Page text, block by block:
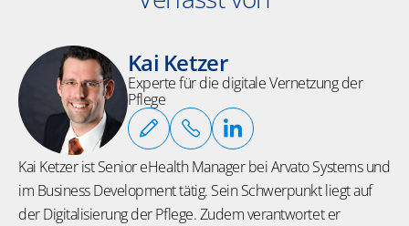
Kai Ketzer
Experte für die digitale Vernetzung der
Pflege
Kai Ketzer ist Senior eHealth Manager bei Arvato Systems und
im Business Development tätig. SeinSchwerpunktliegt auf
der Digitalisierung derPflege.Zudem verantwortet er